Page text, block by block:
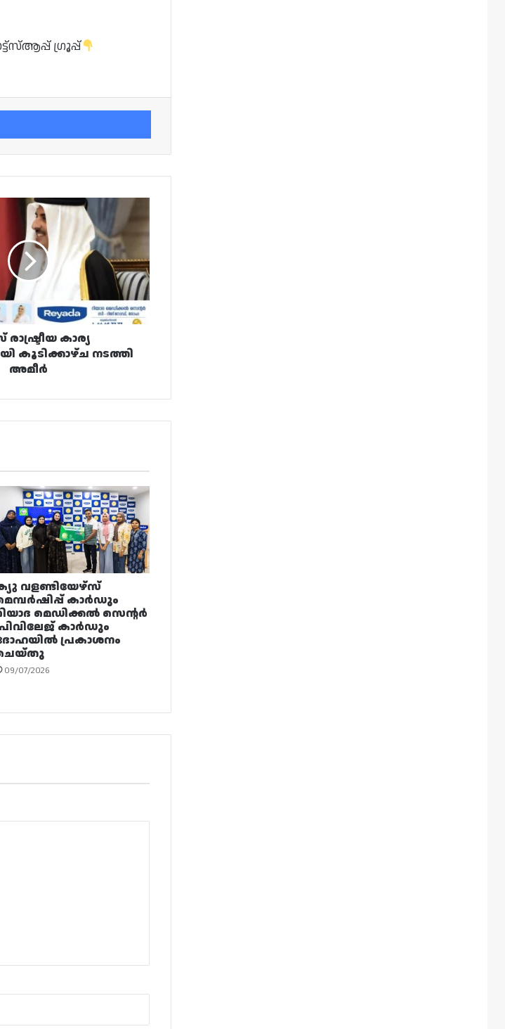
ഗ്രൂപ്പ്
Facebook
കാര്യ
കൂടിക്കാഴ്ച നടത്തി
അമീർ
വളണ്ടിയേഴ്‌സ്
കാർഡും
മെഡിക്കൽ സെന്റർ
കാർഡും
പ്രകാശനം
09/07/2026